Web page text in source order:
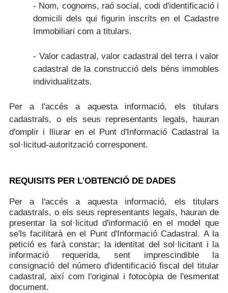
- Nom, cognoms, raó social, codi d'identificació i
domicili dels qui figurin inscrits en el Cadastre
Immobiliari com a titulars.
- Valor cadastral, valor cadastral del terra i valor
cadastral de la construcció dels béns immobles
individualitzats.
Per a l'accés a aquesta informació, els titulars
cadastrals, o els seus representants legals, hauran
d'omplir i lliurar en el Punt d'Informació Cadastral la
sol·licitud-autorització corresponent.
REQUISITS PER L'OBTENCIÓ DE DADES
Per a l'accés a aquesta informació, els titulars
cadastrals, o els seus representants legals, hauran de
presentar la sol·licitud d'informació en el model que
se'ls facilitarà en el Punt d'Informació Cadastral. A la
petició es farà constar; la identitat del sol·licitant i la
informació requerida, sent imprescindible la
consignació del número d'identificació fiscal del titular
cadastral, així com l'original i fotocòpia de l'esmentat
document.